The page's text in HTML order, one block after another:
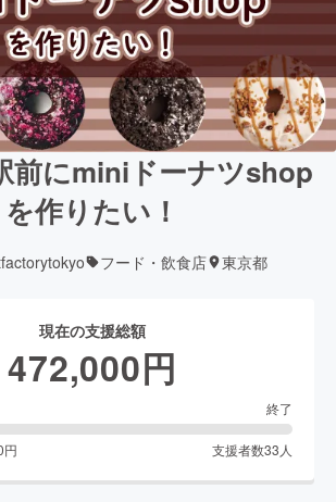
前にminiドーナツshop
を作りたい！
フード・飲食店 東京都
現在の支援総額
472,000円
終了
円 支援者数33 人